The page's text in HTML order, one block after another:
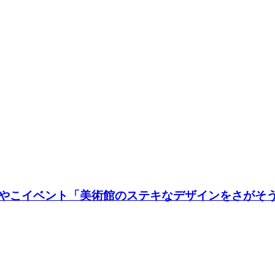
こイベント「美術館のステキなデザインをさがそ